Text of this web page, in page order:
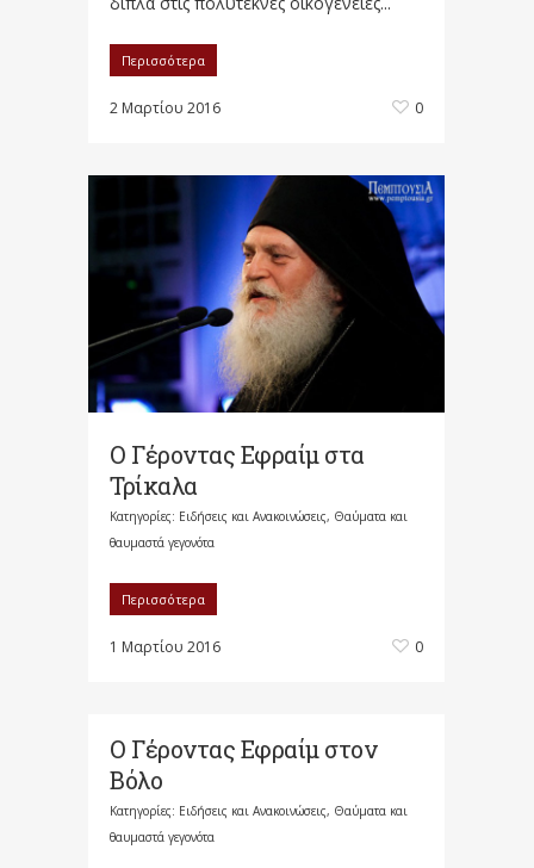
Περισσότερα
2 Μαρτίου 2016 0
Ο Γέροντας Εφραίμ στα
Τρίκαλα
Κατηγορίες: Ειδήσεις και Ανακοινώσεις, Θαύματα και
θαυμαστά γεγονότα
Περισσότερα
1 Μαρτίου 2016 0
Ο Γέροντας Εφραίμ στον
Βόλο
Κατηγορίες: Ειδήσεις και Ανακοινώσεις, Θαύματα και
θαυμαστά γεγονότα